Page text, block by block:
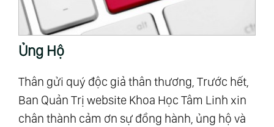
Ủng Hộ
Thân gửi quý độc giả thân thương, Trước hết,
Ban Quản Trị website Khoa Học Tâm Linh xin
chân thành cảm ơn sự đồng hành, ủng hộ và